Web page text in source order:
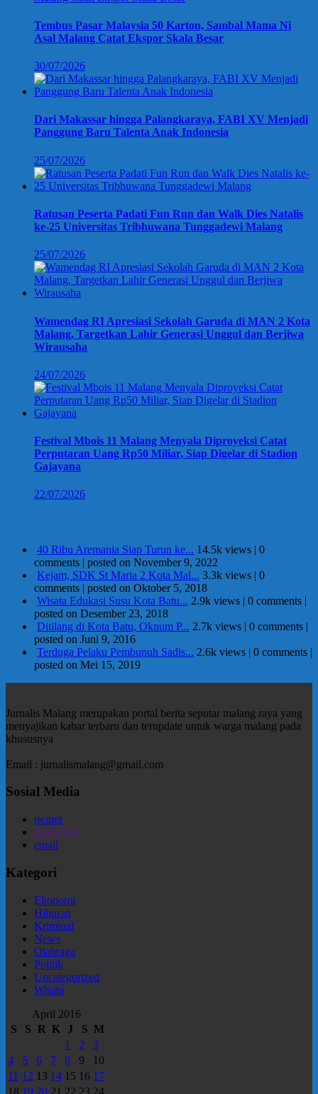
Tembus Pasar Malaysia 50 Karton, Sambal Mama Ni
Asal Malang Catat Ekspor Skala Besar
30/07/2026
Dari Makassar hingga Palangkaraya, FABI XV Menjadi
Panggung Baru Talenta Anak Indonesia
25/07/2026
Ratusan Peserta Padati Fun Run dan Walk Dies Natalis
ke-25 Universitas Tribhuwana Tunggadewi Malang
25/07/2026
Wamendag RI Apresiasi Sekolah Garuda di MAN 2 Kota
Malang, Targetkan Lahir Generasi Unggul dan Berjiwa
Wirausaha
24/07/2026
Festival Mbois 11 Malang Menyala Diproyeksi Catat
Perputaran Uang Rp50 Miliar, Siap Digelar di Stadion
Gajayana
22/07/2026
40 Ribu Aremania Siap Turun ke... 14.5k views | 0
comments | posted on November 9, 2022
Kejam, SDK St Maria 2 Kota Mal... 3.3k views | 0
comments | posted on Oktober 5, 2018
Wisata Edukasi Susu Kota Batu... 2.9k views | 0 comments |
posted on Desember 23, 2018
Ditilang di Kota Batu, Oknum P... 2.7k views | 0 comments |
posted on Juni 9, 2016
Terduga Pelaku Pembunuh Sadis... 2.6k views | 0 comments |
posted on Mei 15, 2019
Jurnalis Malang merupakan portal berita seputar malang raya yang
menyajikan kabar terbaru dan terupdate untuk warga malang pada
khususnya
Email : jurnalismalang@gmail.com
Sosial Media
twitter
instagram
email
Kategori
Ekonomi
Hiburan
Kriminal
News
Olahraga
Politik
Uncategorized
Wisata
April 2016
S
S R K J S M
1
2
3
4
5 6 7 8 9
10
11 12 13 14 15 16 17
18 19 20 21 22 23 24